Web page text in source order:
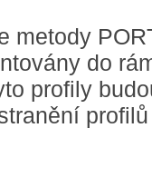
metody
do
profily